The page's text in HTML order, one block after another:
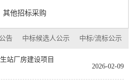
其他招标采购
告 中标候选人公示 中标/流标公示
站厂房建设项目
2026-02-09